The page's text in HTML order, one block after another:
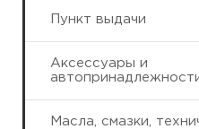
Пункт выдачи
Аксессуары и
Масла, смазки,